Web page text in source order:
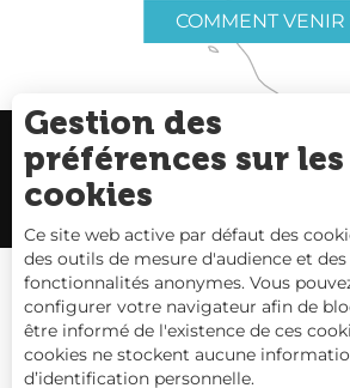
COMMENT VENIR
Charte du voyageur
Espace Pro
Carte
Gestion des
préférences sur les
cookies
Ce site web active par défaut des
des outils de mesure d'audience et des
fonctionnalités anonymes. Vous
configurer votre navigateur afin de
être informé de l'existence de ces
cookies ne stockent aucune
d’identification personnelle.